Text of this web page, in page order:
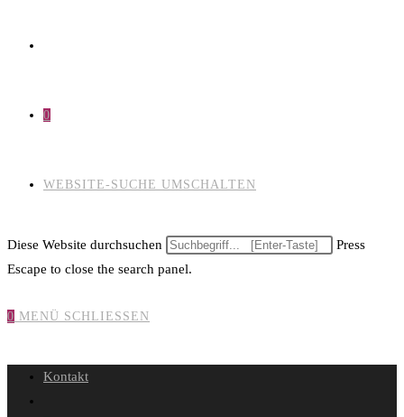
0
WEBSITE-SUCHE UMSCHALTEN
Diese Website durchsuchen
Press
Escape to close the search panel.
0 MENÜ SCHLIESSEN
Kontakt